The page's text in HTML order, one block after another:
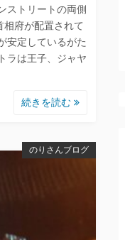
ストリートの両側
相府が配置されて
安定しているがた
ラは王子、ジャヤ
続きを読む
のりさんブログ